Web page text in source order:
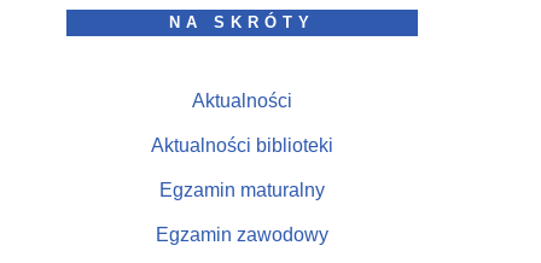
NA SKRÓTY
Aktualności
Aktualności biblioteki
Egzamin maturalny
Egzamin zawodowy